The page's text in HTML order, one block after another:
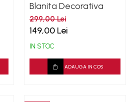
Blanita Decorativa
Highland 180x130x10
cm
299,00 Lei
149,00 Lei
IN STOC
ADAUGA IN COS